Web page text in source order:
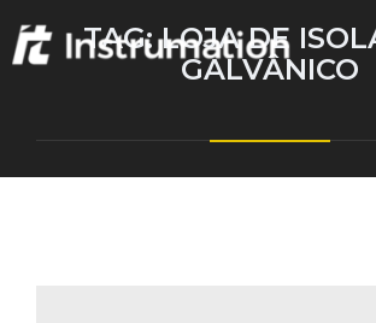
TAG:LOJA DE
GALVÂNICO